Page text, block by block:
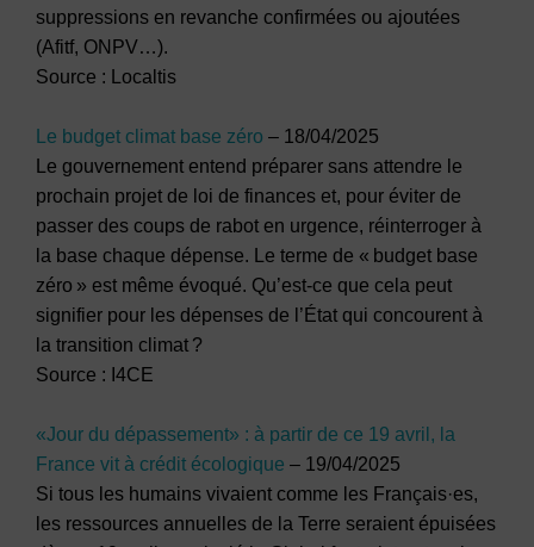
suppressions en revanche confirmées ou ajoutées
(Afitf, ONPV…).
Source : Localtis
Le budget climat base zéro – 18/04/2025
Le gouvernement entend préparer sans attendre le
prochain projet de loi de finances et, pour éviter de
passer des coups de rabot en urgence, réinterroger à
la base chaque dépense. Le terme de « budget base
zéro » est même évoqué. Qu’est-ce que cela peut
signifier pour les dépenses de l’État qui concourent à
la transition climat ?
Source : I4CE
«Jour du dépassement» : à partir de ce 19 avril, la
France vit à crédit écologique – 19/04/2025
Si tous les humains vivaient comme les Français·es,
les ressources annuelles de la Terre seraient épuisées